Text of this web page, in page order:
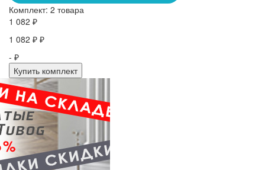
Комплект: 2 товара
1 082 ₽
1 082 ₽ ₽
- ₽
Купить комплект